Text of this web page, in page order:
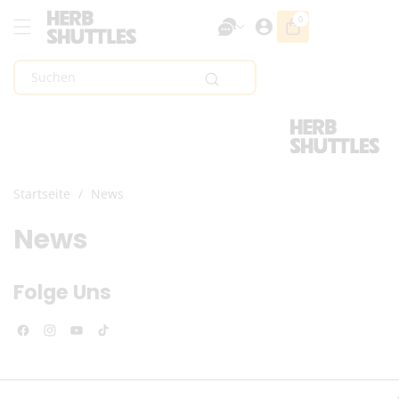
Springen
Suchen
0
0
Artikel
Startseite / News
News
Folge Uns